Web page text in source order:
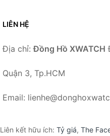
LIÊN HỆ
Địa chỉ:Đồng Hồ XWATCH
Quận 3, Tp.HCM
Email:
Liên kết hữu ích: Tỷ giá, The